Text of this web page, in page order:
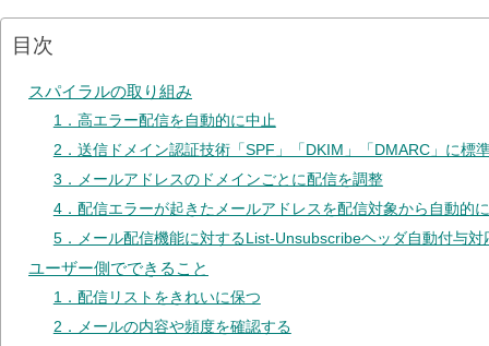
目次
スパイラルの取り組み
1．高エラー配信を自動的に中止
2．送信ドメイン認証技術「SPF」「DKIM」「DMARC」に標
3．メールアドレスのドメインごとに配信を調整
4．配信エラーが起きたメールアドレスを配信対象から自動的
5．メール配信機能に対するList-Unsubscribeヘッダ自動付与対
ユーザー側でできること
1．配信リストをきれいに保つ
2．メールの内容や頻度を確認する